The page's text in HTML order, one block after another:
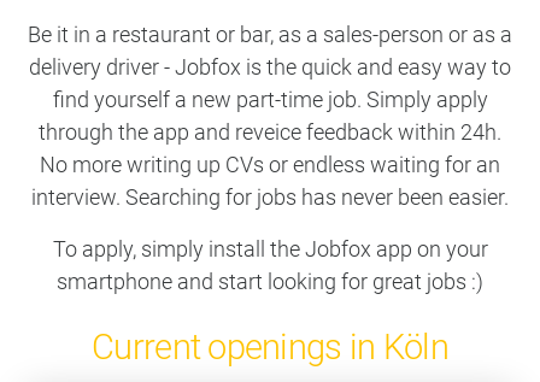
Be it in a restaurant or bar, as a sales-person or as a
delivery driver - Jobfox is the quick and easy way to
find yourself a new part-time job. Simply apply
through the app and reveice feedback within 24h.
No more writing up CVs or endless waiting for an
interview. Searching for jobs has never been easier.
To apply, simply install the Jobfox app on your
smartphone and start looking for great jobs :)
Current openings in Köln